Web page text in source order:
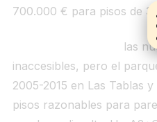
700.000 € para pisos de 3
las
inaccesibles, pero el
2005-2015 en Las Tablas
pisos razonables para